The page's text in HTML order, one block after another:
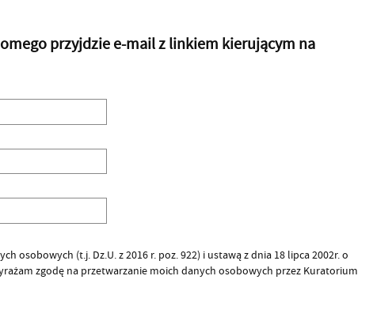
przyjdzie e-mail z linkiem kierującym na
osobowych (t.j. Dz.U. z 2016 r. poz. 922) i ustawą z dnia 18 lipca 2002r. o
zgodę na przetwarzanie moich danych osobowych przez Kuratorium